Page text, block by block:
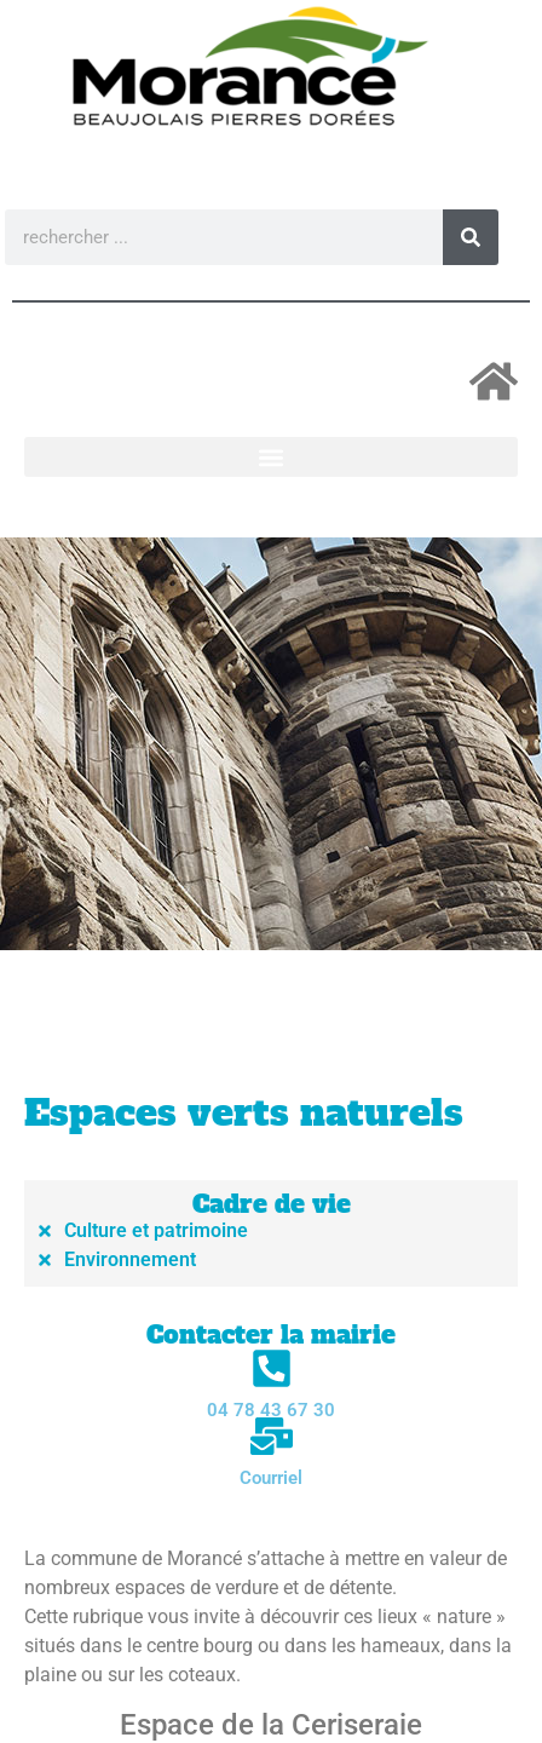
Espaces verts naturels
Cadre de vie
Culture et patrimoine
Environnement
Contacter la mairie
04 78 43 67 30
Courriel
La commune de Morancé s’attache à mettre en valeur de
nombreux espaces de verdure et de détente.
Cette rubrique vous invite à découvrir ces lieux « nature »
situés dans le centre bourg ou dans les hameaux, dans la
plaine ou sur les coteaux.
Espace de la Ceriseraie